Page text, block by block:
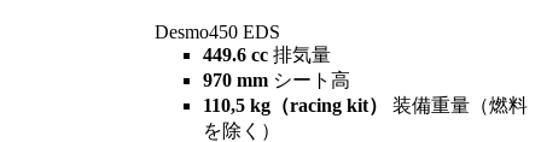
Desmo450 EDS
449.6 cc 排気量
970 mm シート高
110,5 kg（racing kit） 装備重量（燃料
を除く）